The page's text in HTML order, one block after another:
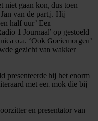
niet gaan kon, dus toen
van de partij. Hij
half uur’ Een
1 Journaal’ op gestoeld
o.a. ‘Ook Goeiemorgen’
gezicht van wakker
presenteerde hij het enorm
met een mok die bij
en presentator van